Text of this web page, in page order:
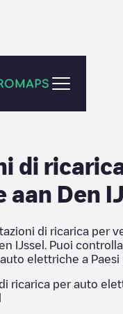
di
aan Den
di ricarica per
IJssel
. Puoi
elettriche a Paesi
ricarica per auto